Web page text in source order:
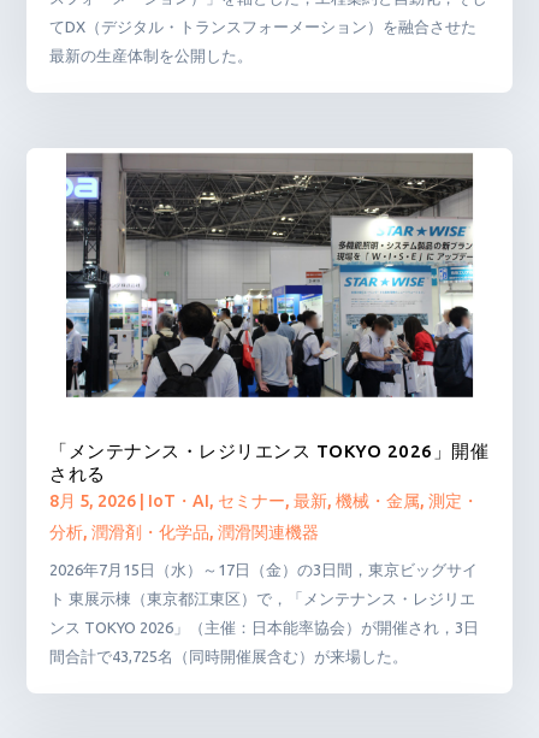
てDX（デジタル・トランスフォーメーション）を融合させた
最新の生産体制を公開した。
「メンテナンス・レジリエンス TOKYO 2026」開催
される
8月 5, 2026 IoT・AI, セミナー,最新,機械・金属,測定・
分析,潤滑剤・化学品,潤滑関連機器
2026年7月15日（水）～17日（金）の3日間，東京ビッグサイ
ト 東展示棟（東京都江東区）で，「メンテナンス・レジリエ
ンス TOKYO 2026」（主催：日本能率協会）が開催され，3日
間合計で43,725名（同時開催展含む）が来場した。